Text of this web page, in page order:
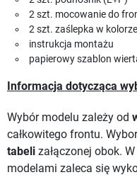
2 szt. mocowanie do
2 szt. zaślepka w
instrukcja montażu
papierowy szablon
Informacja dotycząca
Wybór modelu zależy od
całkowitego frontu.
tabeli załączonej obok.
modelami zaleca się